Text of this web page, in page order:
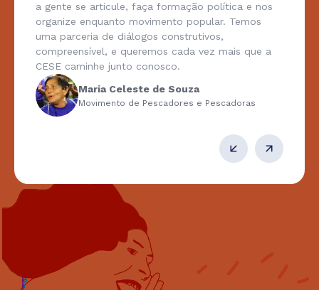
a gente se articule, faça formação política e nos
organize enquanto movimento popular. Temos
uma parceria de diálogos construtivos,
compreensível, e queremos cada vez mais que a
CESE caminhe junto conosco.
Maria Celeste de Souza
Movimento de Pescadores e Pescadoras